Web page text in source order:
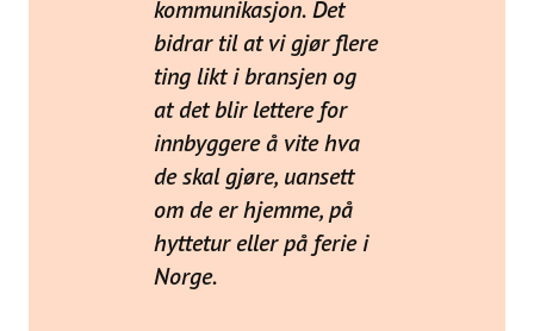
kommunikasjon. Det
bidrar til at vi gjør flere
ting likt i bransjen og
at det blir lettere for
innbyggere å vite hva
de skal gjøre, uansett
om de er hjemme, på
hyttetur eller på ferie i
Norge.